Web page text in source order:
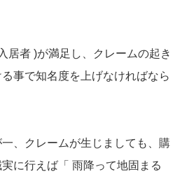
居者 )が満足し、クレームの起き
事で知名度を上げなければなら
、クレームが生じましても、購
に行えば「 雨降って地固まる